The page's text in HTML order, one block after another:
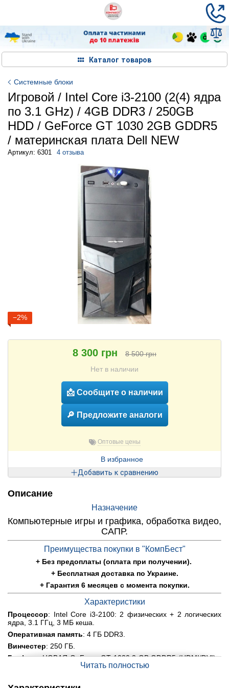
Каталог товаров
Системные блоки
Игровой / Intel Core i3-2100 (2(4) ядра
по 3.1 GHz) / 4GB DDR3 / 250GB
HDD / GeForce GT 1030 2GB GDDR5
/ материнская плата Dell NEW
Артикул: 6301 4 отзыва
−2%
8 300 грн
8 500 грн
Нет в наличии
📩 Сообщите о наличии
🔎 Предложите аналоги
Оптовые цены
В избранное
Добавить к сравнению
Описание
Назначение
Компьютерные игры и графика, обработка видео,
САПР.
Преимущества покупки в "КомпБест"
+ Без предоплаты (оплата при получении).
+ Бесплатная доставка по Украине.
+ Гарантия 6 месяцев с момента покупки.
Характеристики
Процессор: Intel Core i3-2100: 2 физических + 2 логических
ядра, 3.1 ГГц, 3 МБ кеша.
Оперативная память: 4 ГБ DDR3.
Винчестер: 250 ГБ.
Графика: НОВАЯ GeForce GT 1030 2 GB GDDR5 (HDMI/DVI) с
гарантией 12 мес., макс. разширение : 2560x1600, частота
Материнская плата:
Читать полностью